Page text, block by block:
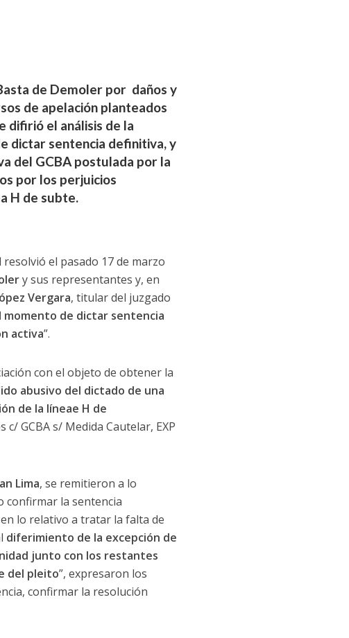
de Demoler por daños y
de apelación planteados
difirió el análisis de la
dictar sentencia definitiva, y
del GCBA postulada por la
por los perjuicios
H de subte.
el pasado 17 de marzo
y sus representantes y, en
Vergara, titular del juzgado
de dictar sentencia
activa”.
con el objeto de obtener la
abusivo del dictado de una
de la líneae H de
GCBA s/ Medida Cautelar, EXP
Lima, se remitieron a lo
confirmar la sentencia
lo relativo a tratar la falta de
diferimiento de la excepción de
junto con los restantes
del pleito”, expresaron los
confirmar la resolución